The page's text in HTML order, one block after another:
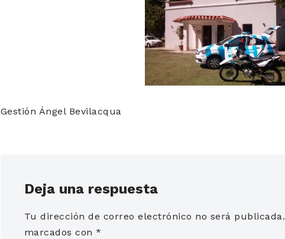
Gestión Ángel Bevilacqua
Deja una respuesta
Tu dirección de correo electrónico no será publicada.
marcados con *